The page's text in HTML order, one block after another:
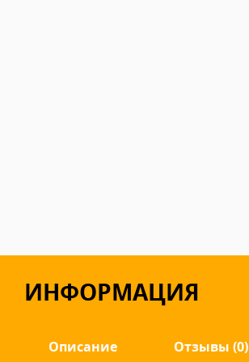
ИНФОРМАЦИЯ
Описание Отзывы (0)